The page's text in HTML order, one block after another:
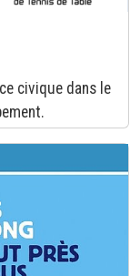
civique dans le